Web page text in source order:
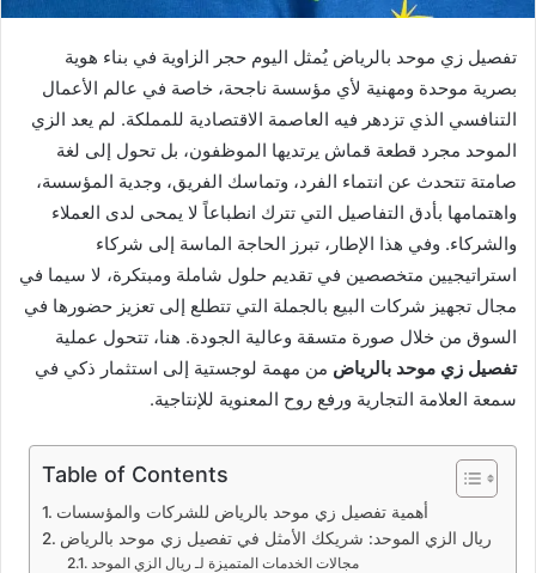
تفصيل زي موحد بالرياض يُمثل اليوم حجر الزاوية في بناء هوية
بصرية موحدة ومهنية لأي مؤسسة ناجحة، خاصة في عالم الأعمال
التنافسي الذي تزدهر فيه العاصمة الاقتصادية للمملكة. لم يعد الزي
الموحد مجرد قطعة قماش يرتديها الموظفون، بل تحول إلى لغة
صامتة تتحدث عن انتماء الفرد، وتماسك الفريق، وجدية المؤسسة،
واهتمامها بأدق التفاصيل التي تترك انطباعاً لا يمحى لدى العملاء
والشركاء. وفي هذا الإطار، تبرز الحاجة الماسة إلى شركاء
استراتيجيين متخصصين في تقديم حلول شاملة ومبتكرة، لا سيما في
مجال تجهيز شركات البيع بالجملة التي تتطلع إلى تعزيز حضورها في
السوق من خلال صورة متسقة وعالية الجودة. هنا، تتحول عملية
تفصيل زي موحد بالرياض من مهمة لوجستية إلى استثمار ذكي في
سمعة العلامة التجارية ورفع روح المعنوية للإنتاجية.
Table of Contents
أهمية تفصيل زي موحد بالرياض للشركات والمؤسسات
ريال الزي الموحد: شريكك الأمثل في تفصيل زي موحد بالرياض
مجالات الخدمات المتميزة لـ ريال الزي الموحد